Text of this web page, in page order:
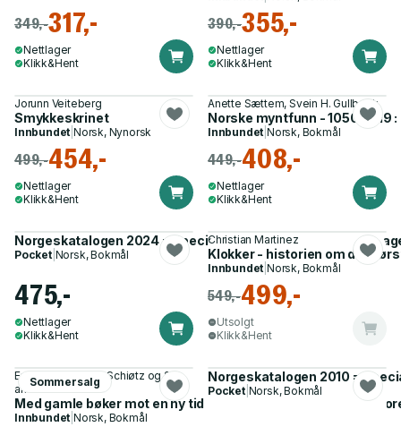
349,-317,-
Nettlager
Klikk&Hent
390,-355,-
Nettlager
Klikk&Hent
Jorunn Veiteberg
Smykkeskrinet
Innbundet |Norsk, Nynorsk
499,-454,-
Nettlager
Klikk&Hent
Anette Sættem, Svein H. Gullbekk
Norske myntfunn - 1050-
Innbundet |Norsk, Bokmål
449,-408,-
Nettlager
Klikk&Hent
Norgeskatalogen 2024 = Specialized catalogue of the
Pocket| Norsk, Bokmål
475,-
Nettlager
Klikk&Hent
Christian Martinez
Klokker - historien om de
Innbundet |Norsk, Bokmål
549,-499,-
Utsolgt
Klikk&Hent
Sommersalg
Ernst Bjerke, Cato Schiøtz og 2
andre
Med gamle bøker mot en ny tid - Norsk
Innbundet |Norsk, Bokmål
Norgeskatalogen 2010 =
Pocket| Norsk, Bokmål